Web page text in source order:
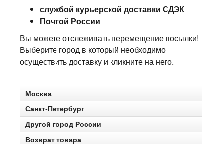
службой курьерской доставки СДЭК
Почтой России
Вы можете отслеживать перемещение посылки!
Выберите город в который необходимо
осуществить доставку и кликните на него.
Москва
Санкт-Петербург
Другой город России
Возврат товара